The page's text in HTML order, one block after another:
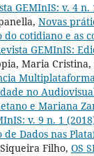
GEMInIS: v. 4
Novas
do cotidiano e as
GEMInIS:
Maria Cristina,
no
e Mariana
v. 9 n. 1
de Dados nas
Filho, OS